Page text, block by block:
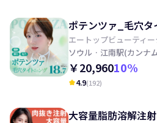
ポテンツァ_毛穴タ
エートップビューティ
ソウル · 江南駅(カンナ
￥20,96010%
kid_star4.9(192)
大容量脂肪溶解注